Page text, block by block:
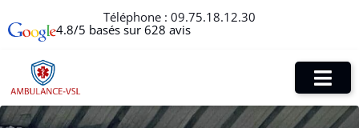
Téléphone : 09.75.18.12.30
4.8/5 basés sur 628 avis